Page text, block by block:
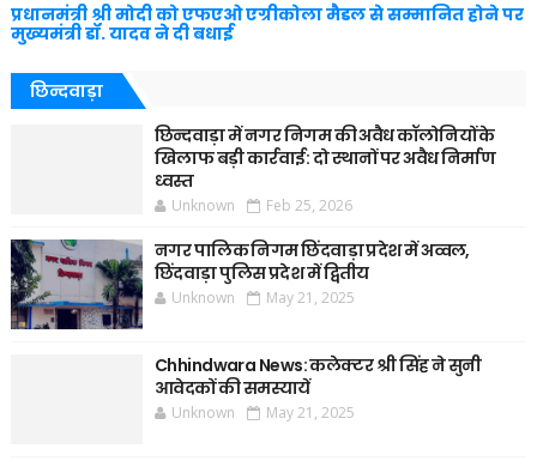
प्रधानमंत्री श्री मोदी को एफएओ एग्रीकोला मैडल से सम्मानित होने पर
मुख्यमंत्री डॉ. यादव ने दी बधाई
छिन्दवाड़ा
छिन्दवाड़ा में नगर निगम की अवैध कॉलोनियों के
खिलाफ बड़ी कार्रवाई: दो स्थानों पर अवैध निर्माण
ध्वस्त
Unknown Feb 25, 2026
नगर पालिक निगम छिंदवाड़ा प्रदेश में अव्वल,
छिंदवाड़ा पुलिस प्रदेश में द्वितीय
Unknown May 21, 2025
Chhindwara News: कलेक्टर श्री सिंह ने सुनी
आवेदकों की समस्यायें
Unknown May 21, 2025